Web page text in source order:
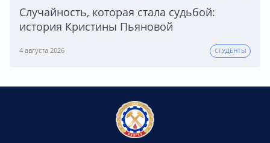
Случайность, которая стала судьбой:
история Кристины Пьяновой
4 августа 2026 СТУДЕНТЫ